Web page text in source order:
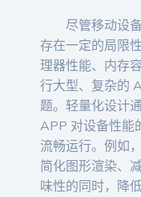
尽管移动设
存在一定的局限
理器性能、内存
行大型、复杂的
题。轻量化设计
APP 对设备性能
流畅运行。例如
简化图形渲染、
味性的同时，降